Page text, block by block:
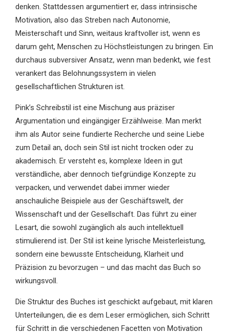
denken. Stattdessen argumentiert er, dass intrinsische
Motivation, also das Streben nach Autonomie,
Meisterschaft und Sinn, weitaus kraftvoller ist, wenn es
darum geht, Menschen zu Höchstleistungen zu bringen. Ein
durchaus subversiver Ansatz, wenn man bedenkt, wie fest
verankert das Belohnungssystem in vielen
gesellschaftlichen Strukturen ist.
Pink’s Schreibstil ist eine Mischung aus präziser
Argumentation und eingängiger Erzählweise. Man merkt
ihm als Autor seine fundierte Recherche und seine Liebe
zum Detail an, doch sein Stil ist nicht trocken oder zu
akademisch. Er versteht es, komplexe Ideen in gut
verständliche, aber dennoch tiefgründige Konzepte zu
verpacken, und verwendet dabei immer wieder
anschauliche Beispiele aus der Geschäftswelt, der
Wissenschaft und der Gesellschaft. Das führt zu einer
Lesart, die sowohl zugänglich als auch intellektuell
stimulierend ist. Der Stil ist keine lyrische Meisterleistung,
sondern eine bewusste Entscheidung, Klarheit und
Präzision zu bevorzugen – und das macht das Buch so
wirkungsvoll.
Die Struktur des Buches ist geschickt aufgebaut, mit klaren
Unterteilungen, die es dem Leser ermöglichen, sich Schritt
für Schritt in die verschiedenen Facetten von Motivation